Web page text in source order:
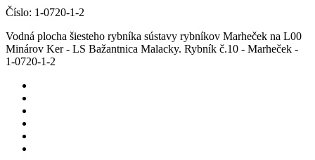
Číslo: 1-0720-1-2
Vodná plocha šiesteho rybníka sústavy rybníkov Marheček na L00
Minárov Ker - LS Bažantnica Malacky. Rybník č.10 - Marheček -
1-0720-1-2